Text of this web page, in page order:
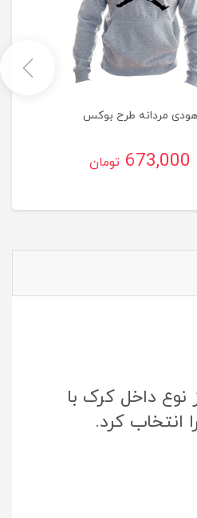
هودی مردانه طرح بوکس
673,000 تومان
داخل کرک با
انتخاب کرد.